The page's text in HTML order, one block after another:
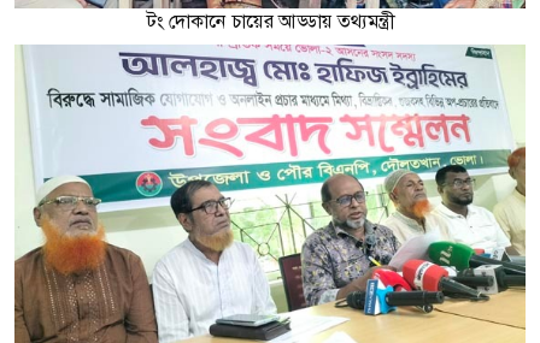
টং দোকানে চায়ের আড্ডায় তথ্যমন্ত্রী